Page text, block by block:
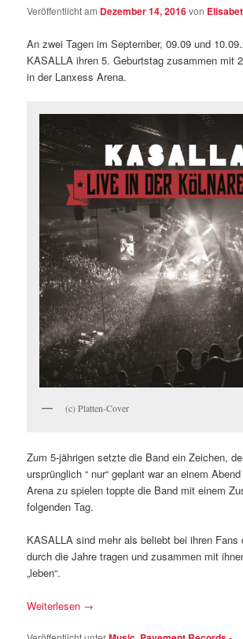
Veröffentlicht am Dezember 14, 2016von
An zwei Tagen im September, 09.09 und
KASALLA ihren 5. Geburtstag zusammen mit
in der Lanxess Arena.
(c) Platten-Cover
Zum 5-jährigen setzte die Band ein Zeichen,
ursprünglich “ nur“ geplant war an einem
Arena zu spielen toppte die Band mit einem
folgenden Tag.
KASALLA sind mehr als beliebt bei ihren Fans
durch die Jahre tragen und zusammen mit
„leben“.
Weiterlesen →